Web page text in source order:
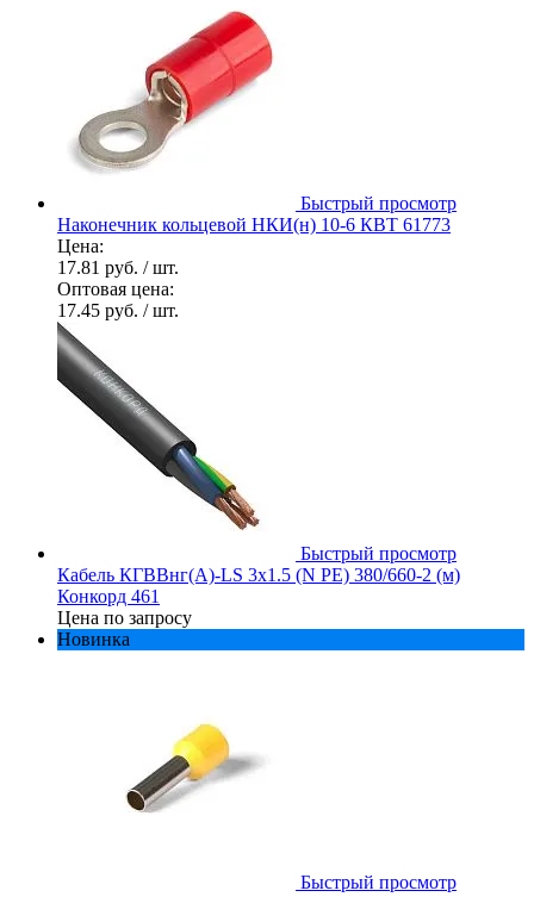
Быстрый просмотр
Наконечник кольцевой НКИ(н) 10-6 КВТ 61773
Цена:
17.81 руб. / шт.
Оптовая цена:
17.45 руб. / шт.
Быстрый просмотр
Кабель КГВВнг(А)-LS 3х1.5 (N PE) 380/660-2 (м)
Конкорд 461
Цена по запросу
Новинка
Быстрый просмотр